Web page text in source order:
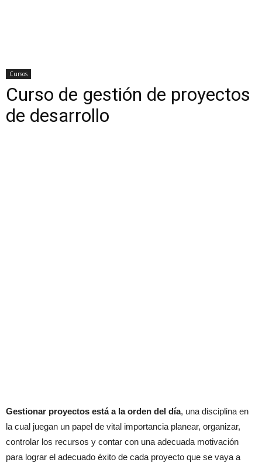
Cursos
Curso de gestión de proyectos
de desarrollo
Gestionar proyectos está a la orden del día, una disciplina en
la cual juegan un papel de vital importancia planear, organizar,
controlar los recursos y contar con una adecuada motivación
para lograr el adecuado éxito de cada proyecto que se vaya a